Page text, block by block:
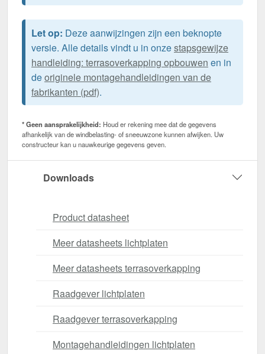
Let op: Deze aanwijzingen zijn een beknopte
versie. Alle details vindt u in onzestapsgewijze
handleiding: terrasoverkapping opbouwen en in
deoriginele montagehandleidingen van de
fabrikanten (pdf).
* Geen aansprakelijkheid: Houd er rekening mee dat de gegevens
afhankelijk van de windbelasting- of sneeuwzone kunnen afwijken. Uw
constructeur kan u nauwkeurige gegevens geven.
Downloads
Product datasheet
Meer datasheets lichtplaten
Meer datasheets terrasoverkapping
Raadgever lichtplaten
Raadgever terrasoverkapping
Montagehandleidingen lichtplaten